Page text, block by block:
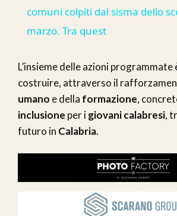
comuni colpiti dal sisma dello
marzo. Tra quest
L’insieme delle azioni programmate
costruire, attraverso il
umano e della formazione,
inclusione per igiovani calabresi,
futuro in Calabria.